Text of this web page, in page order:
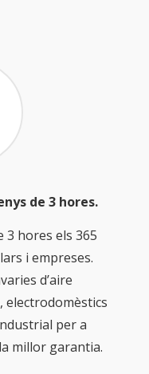
de 3 hores.
3 hores els 365
i empreses.
d’aire
electrodomèstics
per a
millor garantia.